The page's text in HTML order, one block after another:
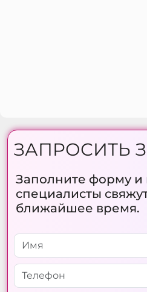
ЗАПРОСИТЬ
Заполните форму
специалисты
ближайшее время.